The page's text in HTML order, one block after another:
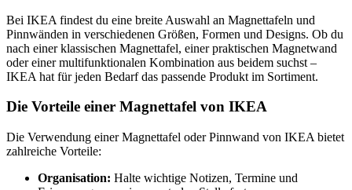
Bei IKEA findest du eine breite Auswahl an Magnettafeln und
Pinnwänden in verschiedenen Größen, Formen und Designs. Ob du
nach einer klassischen Magnettafel, einer praktischen Magnetwand
oder einer multifunktionalen Kombination aus beidem suchst –
IKEA hat für jeden Bedarf das passende Produkt im Sortiment.
Die Vorteile einer Magnettafel von IKEA
Die Verwendung einer Magnettafel oder Pinnwand von IKEA bietet
zahlreiche Vorteile:
Organisation: Halte wichtige Notizen, Termine und